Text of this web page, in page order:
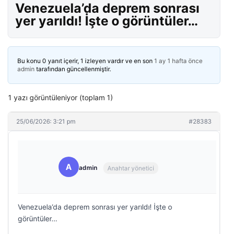
Venezuela’da deprem sonrası
yer yarıldı! İşte o görüntüler…
Bu konu 0 yanıt içerir, 1 izleyen vardır ve en son 1 ay 1 hafta önce
admin tarafından güncellenmiştir.
1 yazı görüntüleniyor (toplam 1)
25/06/2026: 3:21 pm #28383
A admin Anahtar yönetici
Venezuela’da deprem sonrası yer yarıldı! İşte o
görüntüler…